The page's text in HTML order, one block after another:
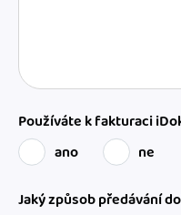
Používáte k fakturaci
ano
ne
Jaký způsob předávání